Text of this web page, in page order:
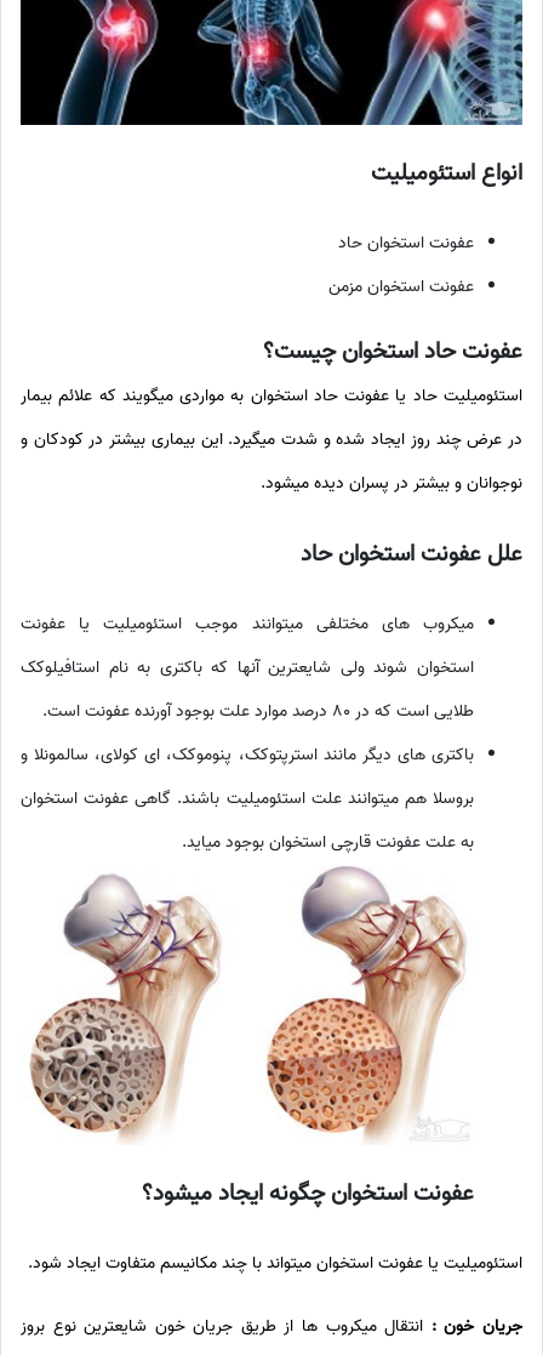
انواع استئومیلیت
عفونت استخوان حاد
عفونت استخوان مزمن
عفونت حاد استخوان چیست؟
استئومیلیت حاد یا عفونت حاد استخوان به مواردی میگویند که علائم بیمار
در عرض چند روز ایجاد شده و شدت میگیرد. این بیماری بیشتر در کودکان و
نوجوانان و بیشتر در پسران دیده میشود.
عللعفونت استخوان حاد
میکروب های مختلفی میتوانند موجب استئومیلیت یا عفونت
استخوان شوند ولی شایعترین آنها که باکتری به نام استافیلوکک
طلایی است که در ۸۰ درصد موارد علت بوجود آورنده عفونت است.
باکتری های دیگر مانند استرپتوکک، پنوموکک، ای کولای، سالمونلا و
بروسلا هم میتوانند علت استئومیلیت باشند. گاهی عفونت استخوان
به علت عفونت قارچی استخوان بوجود میاید.
عفونت استخوان چگونه ایجاد میشود؟
استئومیلیت یا عفونت استخوان میتواند با چند مکانیسم متفاوت ایجاد شود.
جریان خون : انتقال میکروب ها از طریق جریان خون شایعترین نوع بروز